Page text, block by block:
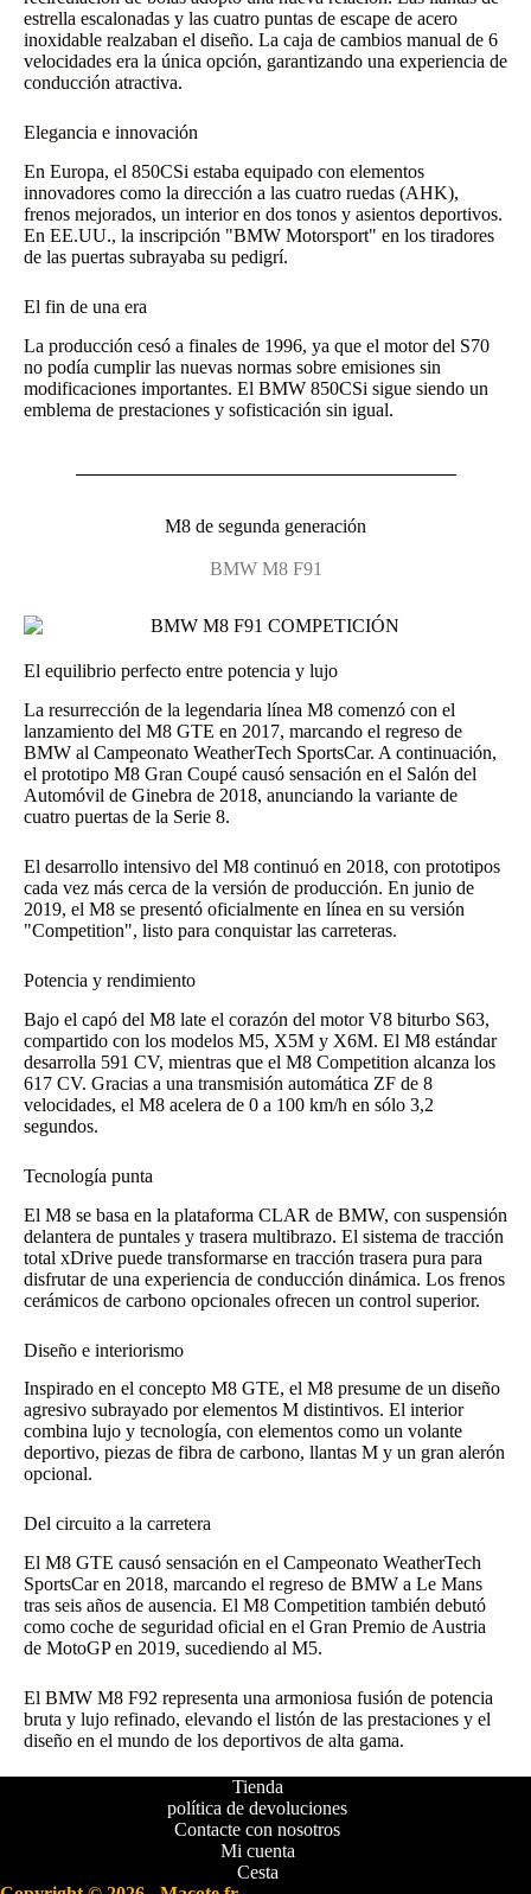
estrella escalonadas y las cuatro puntas de escape de acero
inoxidable realzaban el diseño. La caja de cambios manual de 6
velocidades era la única opción, garantizando una experiencia de
conducción atractiva.
Elegancia e innovación
En Europa, el 850CSi estaba equipado con elementos
innovadores como la dirección a las cuatro ruedas (AHK),
frenos mejorados, un interior en dos tonos y asientos deportivos.
En EE.UU., la inscripción "BMW Motorsport" en los tiradores
de las puertas subrayaba su pedigrí.
El fin de una era
La producción cesó a finales de 1996, ya que el motor del S70
no podía cumplir las nuevas normas sobre emisiones sin
modificaciones importantes. El BMW 850CSi sigue siendo un
emblema de prestaciones y sofisticación sin igual.
M8 de segunda generación
BMW M8 F91
El equilibrio perfecto entre potencia y lujo
La resurrección de la legendaria línea M8 comenzó con el
lanzamiento del M8 GTE en 2017, marcando el regreso de
BMW al Campeonato WeatherTech SportsCar. A continuación,
el prototipo M8 Gran Coupé causó sensación en el Salón del
Automóvil de Ginebra de 2018, anunciando la variante de
cuatro puertas de la Serie 8.
El desarrollo intensivo del M8 continuó en 2018, con prototipos
cada vez más cerca de la versión de producción. En junio de
2019, el M8 se presentó oficialmente en línea en su versión
"Competition", listo para conquistar las carreteras.
Potencia y rendimiento
Bajo el capó del M8 late el corazón del motor V8 biturbo S63,
compartido con los modelos M5, X5M y X6M. El M8 estándar
desarrolla 591 CV, mientras que el M8 Competition alcanza los
617 CV. Gracias a una transmisión automática ZF de 8
velocidades, el M8 acelera de 0 a 100 km/h en sólo 3,2
segundos.
Tecnología punta
El M8 se basa en la plataforma CLAR de BMW, con suspensión
delantera de puntales y trasera multibrazo. El sistema de tracción
total xDrive puede transformarse en tracción trasera pura para
disfrutar de una experiencia de conducción dinámica. Los frenos
cerámicos de carbono opcionales ofrecen un control superior.
Diseño e interiorismo
Inspirado en el concepto M8 GTE, el M8 presume de un diseño
agresivo subrayado por elementos M distintivos. El interior
combina lujo y tecnología, con elementos como un volante
deportivo, piezas de fibra de carbono, llantas M y un gran alerón
opcional.
Del circuito a la carretera
El M8 GTE causó sensación en el Campeonato WeatherTech
SportsCar en 2018, marcando el regreso de BMW a Le Mans
tras seis años de ausencia. El M8 Competition también debutó
como coche de seguridad oficial en el Gran Premio de Austria
de MotoGP en 2019, sucediendo al M5.
El BMW M8 F92 representa una armoniosa fusión de potencia
bruta y lujo refinado, elevando el listón de las prestaciones y el
diseño en el mundo de los deportivos de alta gama.
Tienda
política de devoluciones
Contacte con nosotros
Mi cuenta
Cesta